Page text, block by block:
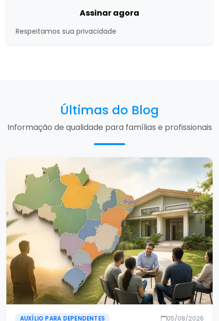
Assinar agora
Respeitamos sua privacidade
Últimas do Blog
Informação de qualidade para famílias e profissionais
AUXÍLIO PARA DEPENDENTES 05/08/2026